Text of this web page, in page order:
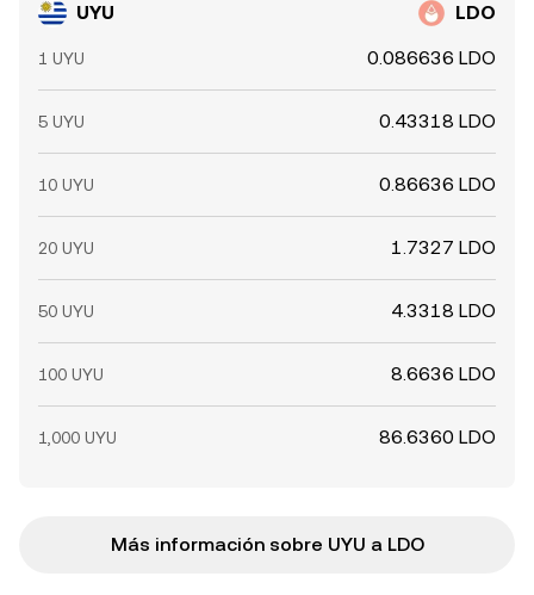
UYU LDO
1 UYU 0.086636 LDO
5 UYU 0.43318 LDO
10 UYU 0.86636 LDO
20 UYU 1.7327 LDO
50 UYU 4.3318 LDO
100 UYU 8.6636 LDO
1,000 UYU 86.6360 LDO
Más información sobre UYU a LDO